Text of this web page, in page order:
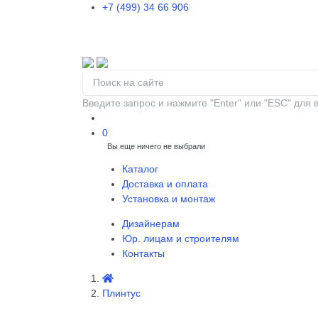
+7 (499) 34 66 906
Введите запрос и нажмите "Enter" или "ESC" для
0
Вы еще ничего не выбрали
Каталог
Доставка и оплата
Установка и монтаж
Дизайнерам
Юр. лицам и строителям
Контакты
Плинтус